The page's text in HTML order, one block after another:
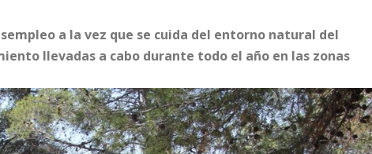
a la vez que se cuida del entorno natural del
llevadas a cabo durante todo el año en las zonas